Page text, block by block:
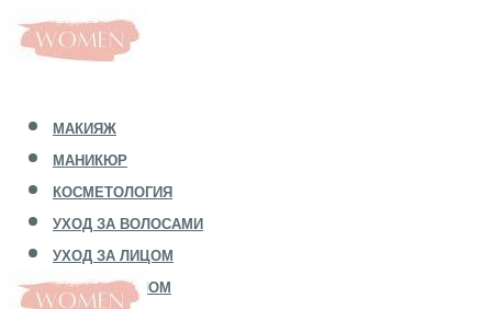
МАКИЯЖ
МАНИКЮР
КОСМЕТОЛОГИЯ
УХОД ЗА ВОЛОСАМИ
УХОД ЗА ЛИЦОМ
УХОД ЗА ТЕЛОМ